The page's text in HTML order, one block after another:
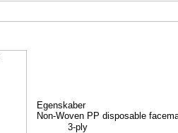
Egenskaber
Non-Woven PP disposable
3-ply